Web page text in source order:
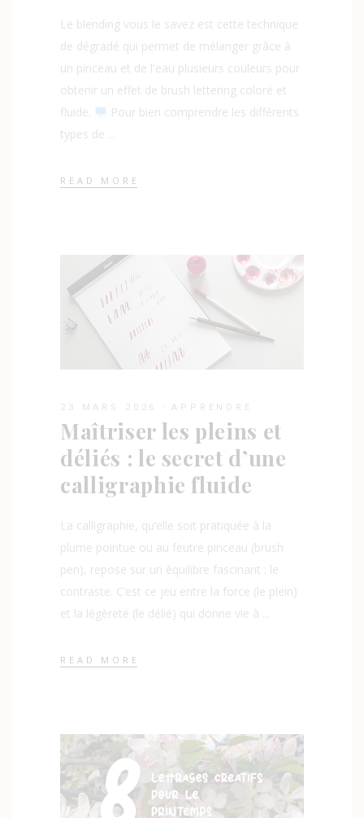
Le blending vous le savez est cette technique
de dégradé qui permet de mélanger grâce à
un pinceau et de l'eau plusieurs couleurs pour
obtenir un effet de brush lettering coloré et
fluide.
Pour bien comprendre les différents
types de
READ MORE
23 MARS 2026 APPRENDRE
Maîtriser les pleins et
déliés : le secret d’une
calligraphie fluide
La calligraphie, qu’elle soit pratiquée à la
plume pointue ou au feutre pinceau (brush
pen), repose sur un équilibre fascinant : le
contraste. C’est ce jeu entre la force (le plein)
et la légèreté (le délié) qui donne vie à
READ MORE